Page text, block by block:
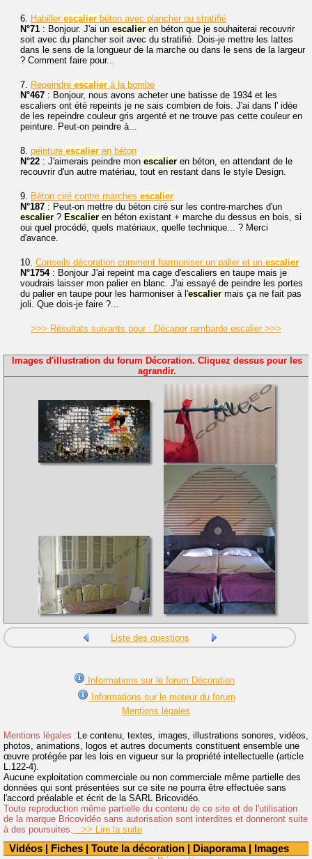
Vidéos | Fiches | Toute la décoration | Diaporama| Images
6. Habiller escalier béton avec plancher ou stratifié
N°71 : Bonjour. J'ai un escalier en béton que je souhaiterai recouvrir
soit avec du plancher soit avec du stratifié. Dois-je mettre les lattes
dans le sens de la longueur de la marche ou dans le sens de la largeur
? Comment faire pour...
7. Repeindre escalier à la bombe
N°467 : Bonjour, nous avons acheter une batisse de 1934 et les
escaliers ont été repeints je ne sais combien de fois. J'ai dans l' idée
de les repeindre couleur gris argenté et ne trouve pas cette couleur en
peinture. Peut-on peindre à...
8. peinture escalier en béton
N°22 : J'aimerais peindre mon escalier en béton, en attendant de le
recouvrir d'un autre matériau, tout en restant dans le style Design.
9. Béton ciré contre marches escalier
N°187 : Peut-on mettre du béton ciré sur les contre-marches d'un
escalier ? Escalier en béton existant + marche du dessus en bois, si
oui quel procédé, quels matériaux, quelle technique... ? Merci
d'avance.
10. Conseils décoration comment harmoniser un palier et un escalier
N°1754: Bonjour J'ai repeint ma cage d'escaliers en taupe mais je
voudrais laisser mon palier en blanc. J'ai essayé de peindre les portes
du palier en taupe pour les harmoniser à l'escalier mais ça ne fait pas
joli. Que dois-je faire ?...
>>> Résultats suivants pour : Décaper rambarde escalier >>>
Images d'illustration du forum Décoration. Cliquez dessus pour les
agrandir.
Liste des questions
Informations sur le forum Décoration
Informations sur le moteur du forum
Mentions légales
Mentions légales : Le contenu, textes, images, illustrations sonores, vidéos,
photos, animations, logos et autres documents constituent ensemble une
œuvre protégée par les lois en vigueur sur la propriété intellectuelle (article
L.122-4).
Aucune exploitation commerciale ou non commerciale même partielle des
données qui sont présentées sur ce site ne pourra être effectuée sans
l'accord préalable et écrit de la SARL Bricovidéo.
Toute reproduction même partielle du contenu de ce site et de l'utilisation
de la marque Bricovidéo sans autorisation sont interdites et donneront suite
à des poursuites.
>> Lire la suite